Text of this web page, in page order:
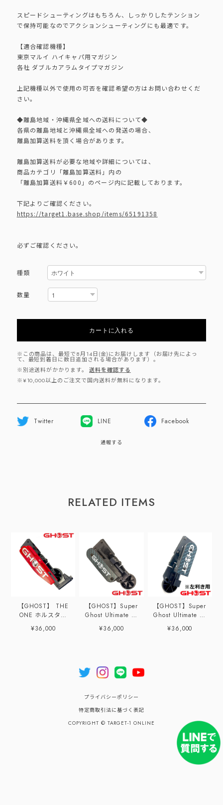
スピードシューティングはもちろん、しっかりしたテンション
で保持可能なのでアクションシューティングにも最適です。
【適合確認機種】
東京マルイ ハイキャパ用マガジン
各社 ダブルカアラムタイプマガジン
上記機種以外で使用の可否を確認希望の方はお問い合わせくだ
さい。
◆離島地域・沖縄県全域への送料について◆
各県の離島地域と沖縄県全域への発送の場合、
離島加算送料を頂く場合があります。
離島加算送料が必要な地域や詳細については、
商品カテゴリ「離島加算送料」内の
「離島加算送料￥600」のページ内に記載しております。
下記よりご確認ください。
https://target1.base.shop/items/65191358
必ずご確認ください。
種類
数量
カートに入れる
※この商品は、最短で8月14日(金)にお届けします（お届け先によっ
て、最短到着日に数日追加される場合があります）。
※別途送料がかかります。
送料を確認する
※¥10,000以上のご注文で国内送料が無料になります。
Twitter LINE Facebook
通報する
RELATED ITEMS
【GHOST】 THE
ONE ホルスター
（RED）
¥36,000
【GHOST】Super
Ghost Ultimate ホ
ルスター（GLOCK
用 右用）
¥36,000
【GHOST】Super
Ghost Ultimate ホ
ルスター（ハイキ
ャパ/STI用 左利
¥36,000
プライバシーポリシー
特定商取引法に基づく表記
COPYRIGHT © TARGET-1 ONLINE